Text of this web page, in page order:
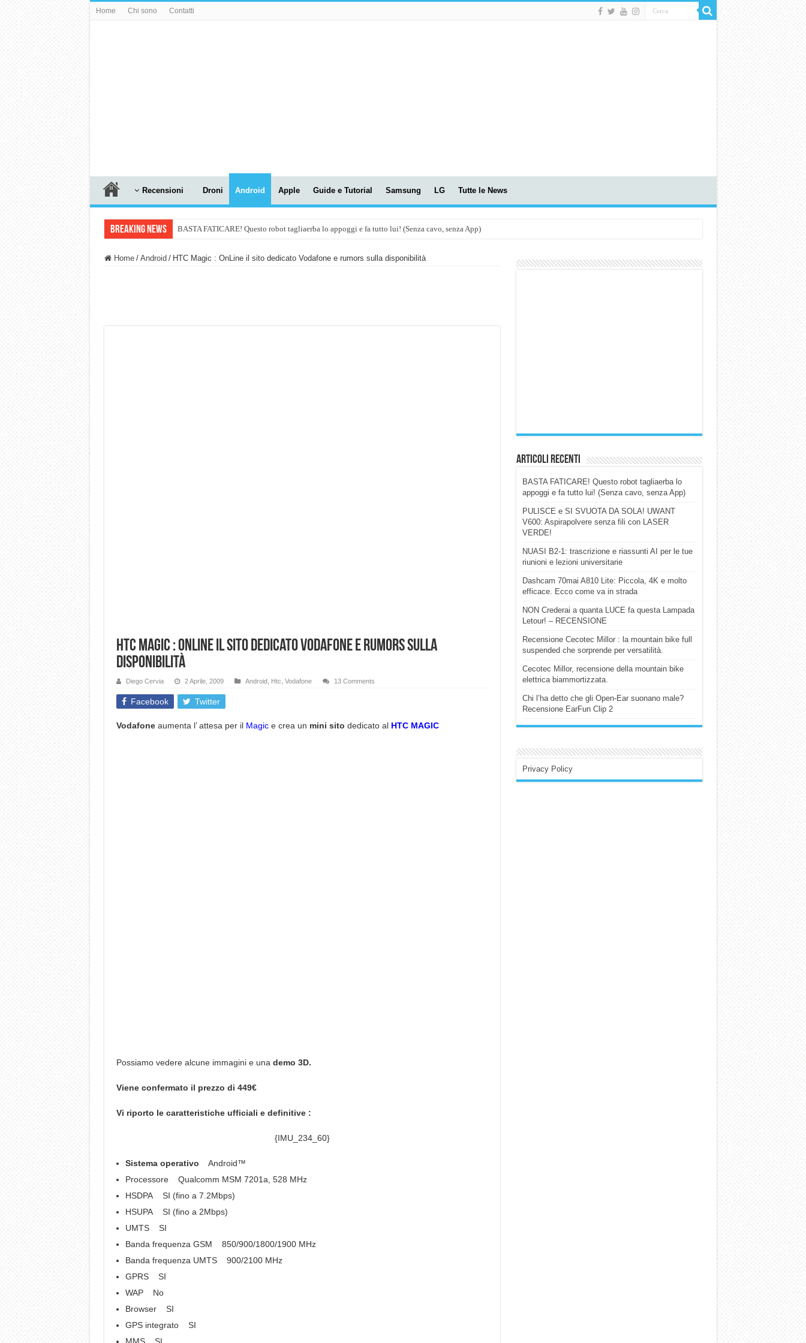
Home Chi sono Contatti
Recensioni Droni Android Apple Guide e Tutorial Samsung LG Tutte le News
Breaking News BASTA FATICARE! Questo robot tagliaerba lo appoggi e fa tutto lui! (Senza cavo, senza App)
Home / Android / HTC Magic : OnLine il sito dedicato Vodafone e rumors sulla disponibilità
HTC Magic : OnLine il sito dedicato Vodafone e rumors sulla
disponibilità
Diego Cervia 2 Aprile, 2009 Android, Htc Vodafone 13 Comments
Facebook Twitter
Vodafone aumenta l’ attesa per il Magice crea un mini sito dedicato al HTC MAGIC
Possiamo vedere alcune immagini e una demo 3D.
Viene confermato il prezzo di 449€
Vi riporto le caratteristiche ufficiali e definitive :
{IMU_234_60}
Sistema operativo Android™
Processore Qualcomm MSM 7201a, 528 MHz
HSDPA SI (fino a 7.2Mbps)
HSUPA SI (fino a 2Mbps)
UMTS SI
Banda frequenza GSM 850/900/1800/1900 MHz
Banda frequenza UMTS 900/2100 MHz
GPRS SI
WAP No
Browser SI
GPS integrato SI
Articoli Recenti
BASTA FATICARE! Questo robot tagliaerba lo
appoggi e fa tutto lui! (Senza cavo, senza App)
PULISCE e SI SVUOTA DA SOLA! UWANT
V600: Aspirapolvere senza fili con LASER
VERDE!
NUASI B2-1: trascrizione e riassunti AI per le tue
riunioni e lezioni universitarie
Dashcam 70mai A810 Lite: Piccola, 4K e molto
efficace. Ecco come va in strada
NON Crederai a quanta LUCE fa questa Lampada
Letour! – RECENSIONE
Recensione Cecotec Millor : la mountain bike full
suspended che sorprende per versatilità.
Cecotec Millor, recensione della mountain bike
elettrica biammortizzata.
Chi l’ha detto che gli Open-Ear suonano male?
Recensione EarFun Clip 2
Privacy Policy